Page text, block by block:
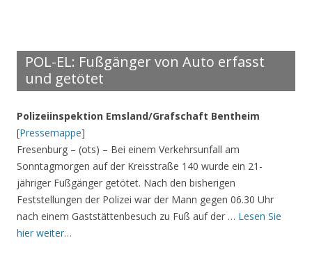
POL-EL: Fußgänger von Auto erfasst
und getötet
Polizeiinspektion Emsland/Grafschaft Bentheim
[Pressemappe]
Fresenburg – (ots) – Bei einem Verkehrsunfall am
Sonntagmorgen auf der Kreisstraße 140 wurde ein 21-
jähriger Fußgänger getötet. Nach den bisherigen
Feststellungen der Polizei war der Mann gegen 06.30 Uhr
nach einem Gaststättenbesuch zu Fuß auf der … Lesen Sie
hier weiter…